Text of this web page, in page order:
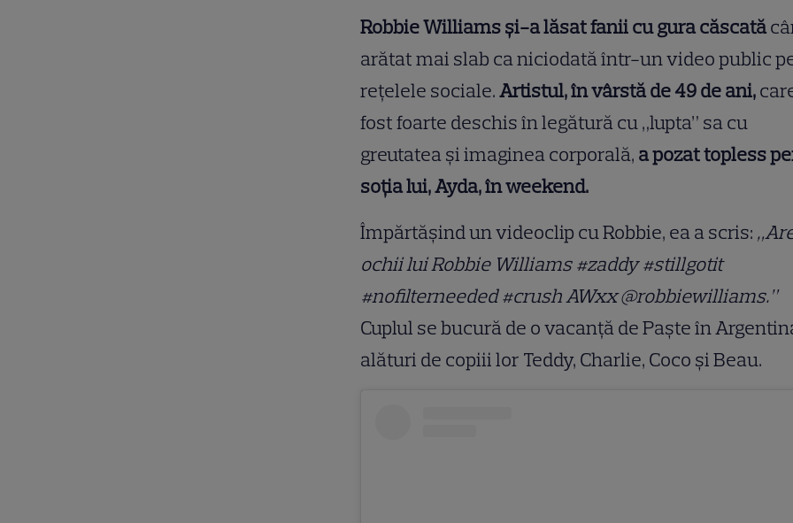
Robbie Williams și-a lăsat fanii cu gura căscată
arătat mai slab ca niciodată într-un video public
rețelele sociale.Artistul, în vârstă de 49 de ani,
fost foarte deschis în legătură cu „lupta” sa cu
greutatea și imaginea corporală, a pozat topless
soția lui, Ayda, în weekend.
Împărtășind un videoclip cu Robbie, ea a scris:
ochii lui Robbie Williams #zaddy #stillgotit
#nofilterneeded #crush AWxx @robbiewilliams.”
Cuplul se bucură de o vacanță de Paște în
alături de copiii lor Teddy, Charlie, Coco și Beau.